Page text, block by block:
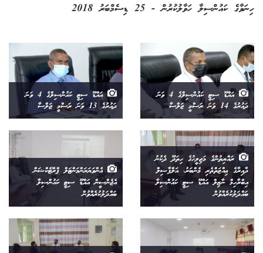
ހިނަވާގެ ކައުންސިލާ ހަވާލުކުރުން - 25 ޑިސެމްބަރު 2018
އައްޑޫ ސިޓީ ކައުންސިލްގެ 4 ވަނަ
ދައުރުގެ 14 ވަނަ ރަސްމީ ޖަލްސާ
އައްޑޫ ސިޓީ ކައުންސިލްގެ 4 ވަނަ
ދައުރުގެ 13 ވަނަ ރަސްމީ ޖަލްސާ
ރައްޔިތުންގެ މަޖިލީހުގެ ހިތަދޫ ދެކުނު
ދާއިރާގެ ޢިއްޒަތްތެރި މެންބަރު، އަލްފާޟިލް
އިބްރާހިމް ނާޒިލް އައްޑޫ ސިޓީ ކައުންސިލާ
ބައްދަލުކުރެއްވުން
އެންވަޔަރަންމަންޓަލް ޕްރޮޓެކްޝަން
އެޖެންސީން އައްޑޫ ސިޓީ ކައުންސިލާ
ބައްދަލުކުރެއްވުން